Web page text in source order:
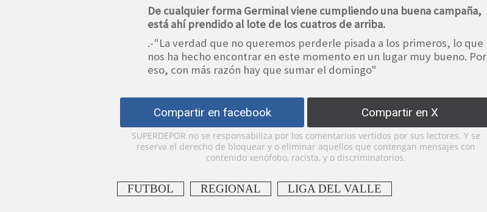
De cualquier forma Germinal viene cumpliendo una buena campaña,
está ahí prendido al lote de los cuatros de arriba.
.-"La verdad que no queremos perderle pisada a los primeros, lo que
nos ha hecho encontrar en este momento en un lugar muy bueno. Por
eso, con más razón hay que sumar el domingo"
Compartir en facebook Compartir en X
SUPERDEPOR no se responsabiliza por los comentarios vertidos por sus lectores. Y se
reserva el derecho de bloquear y o eliminar aquellos que contengan mensajes con
contenido xenófobo, racista, y o discriminatorios.
FUTBOL REGIONAL LIGA DEL VALLE